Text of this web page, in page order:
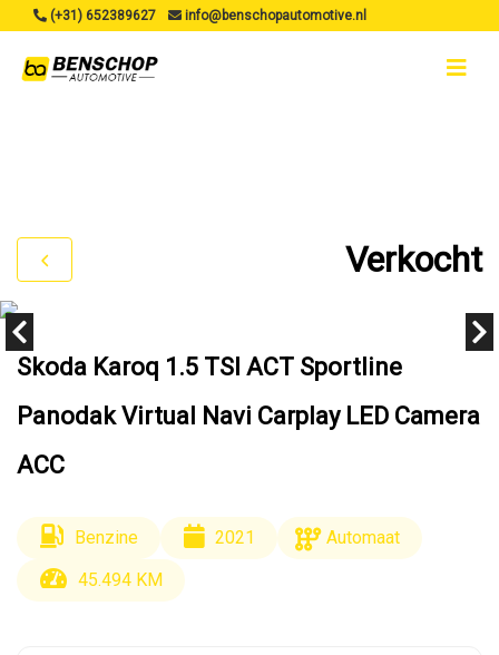
(+31) 652389627 info@benschopautomotive.nl
Verkocht
Skoda Karoq 1.5 TSI ACT Sportline
Panodak Virtual Navi Carplay LED Camera
ACC
Benzine 2021
Automaat
45.494 KM